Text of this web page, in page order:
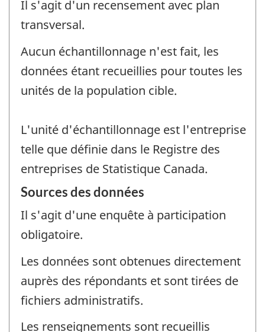
Il s'agit d'un recensement avec plan
transversal.
Aucun échantillonnage n'est fait, les
données étant recueillies pour toutes les
unités de la population cible.
L'unité d'échantillonnage est l'entreprise
telle que définie dans le Registre des
entreprises de Statistique Canada.
Sources des données
Il s'agit d'une enquête à participation
obligatoire.
Les données sont obtenues directement
auprès des répondants et sont tirées de
fichiers administratifs.
Les renseignements sont recueillis